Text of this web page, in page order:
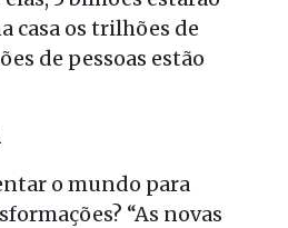
casa os trilhões de
de pessoas estão
o mundo para
“As novas